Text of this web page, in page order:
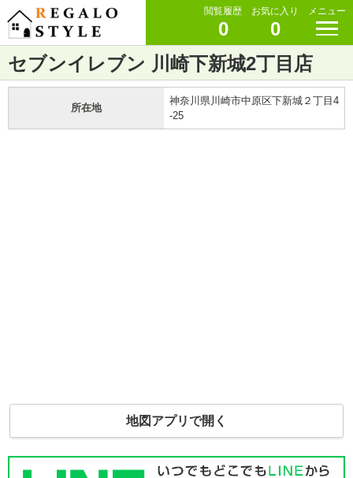
閲覧履歴
0
お気に入り
0
メニュー
セブンイレブン 川崎下新城2丁目店
所在地
神奈川県川崎市中原区下新城２丁目4
-25
地図アプリで開く